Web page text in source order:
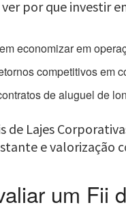
por que investir
economizar em
competitivos em
de aluguel de
de Lajes
e valorização
um Fii